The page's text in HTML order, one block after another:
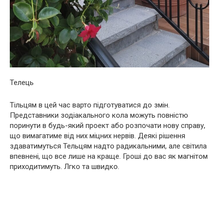
Телець
Тільцям в цей час варто підготуватися до змін.
Представники зодіакального кола можуть повністю
поринути в будь-який проект або розпочати нову справу,
що вимагатиме від них міцних нервів. Деякі рішення
здаватимуться Тельцям надто радикальними, але світила
впевнені, що все лише на краще. Гроші до вас як магнітом
приходитимуть. Лгко та швидко.